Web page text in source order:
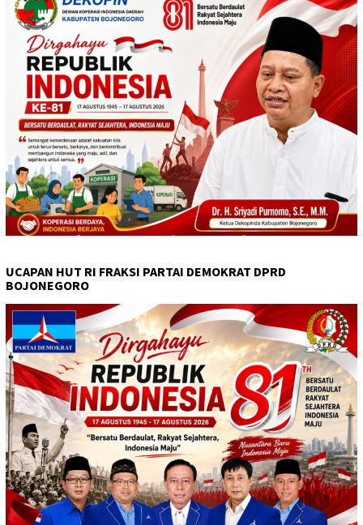
UCAPAN HUT RI FRAKSI PARTAI DEMOKRAT DPRD
BOJONEGORO